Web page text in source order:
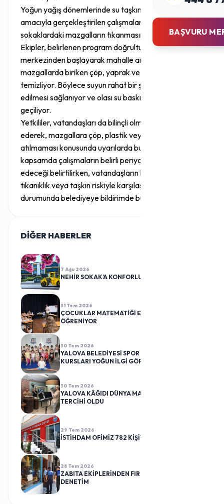
BAŞVURU
Yoğun yağış dönemlerinde su taşkınlarını önlemek
amacıyla gerçekleştirilen çalışmalar, cadde ve
sokaklardaki mazgalların tıkanmasını engelliyor.
Ekipler, belirlenen program doğrultusunda şehir
merkezinden başlayarak mahalle aralarındaki
mazgallarda biriken çöp, yaprak ve çeşitli atıkları
temizliyor. Böylece suyun rahat bir şekilde tahliye
edilmesi sağlanıyor ve olası su baskınlarının önüne
geçiliyor.
Yetkililer, vatandaşları da bilinçli olmaya davet
ederek, mazgallara çöp, plastik veya diğer atıkların
atılmaması konusunda uyarılarda bulundu. Bu
kapsamda çalışmaların belirli periyotlarla devam
edeceği belirtilirken, vatandaşların herhangi bir
tıkanıklık veya taşkın riskiyle karşılaşmaları
durumunda belediyeye bildirimde bulunmaları istendi.
DİĞER HABERLER
7 Ağu 2026
NEHİR SOKAK’A KONFORLU DOKUNUŞ
31 Tem 2026
ÇOCUKLAR MATEMATİĞİ EĞLENEREK
ÖĞRENİYOR
30 Tem 2026
YALOVA BELEDİYESİ SPOR KULÜBÜ CİMNASTİK
KURSLARI YOĞUN İLGİ GÖRÜYOR
30 Tem 2026
YALOVA KÂĞIDI DÜNYA MARKALARININ
TERCİHİ OLDU
29 Tem 2026
İSTİHDAM OFİMİZ 782 KİŞİYİ İŞ SAHİBİ YAPTI
28 Tem 2026
ZABITA EKİPLERİNDEN FIRINLARA RUTİN
DENETİM